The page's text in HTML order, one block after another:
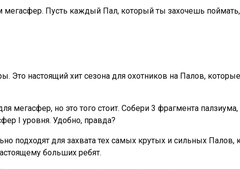
Пусть каждый Пал, который ты захочешь
настоящий хит сезона для охотников на Палов,
мегасфер, но это того стоит. Собери 3 фрагмента
I уровня. Удобно, правда?
подходят для захвата тех самых крутых и сильных
больших ребят.